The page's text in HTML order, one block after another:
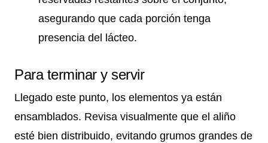
asegurando que cada porción tenga
presencia del lácteo.
Para terminar y servir
Llegado este punto, los elementos ya están
ensamblados. Revisa visualmente que el aliño
esté bien distribuido, evitando grumos grandes de